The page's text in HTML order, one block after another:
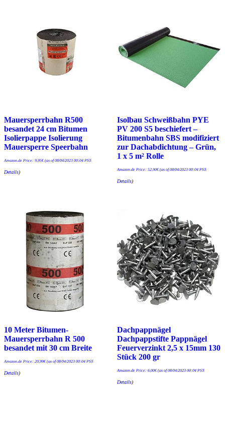
Mauersperrbahn R500
besandet 24 cm Bitumen
Isolierpappe Isolierung
Mauersperre Speerbahn
Amazon.de Price: 9,95€(as of 08/04/2023 00:04 PST-
Details)
Isolbau Schweißbahn PYE
PV 200 S5 beschiefert –
Bitumenbahn SBS modifiziert
zur Dachabdichtung – Grün,
1 x 5 m² Rolle
Amazon.de Price: 52,90€(as of 08/04/2023 00:04 PST-
Details)
10 Meter Bitumen-
Mauersperrbahn R 500
besandet mit 30 cm Breite
Amazon.de Price: 20,99€(as of 08/04/2023 00:04 PST-
Details)
Dachpappnägel
Dachpappstifte Pappnägel
Feuerverzinkt 2,5 x 15mm 130
Stück 200 gr
Amazon.de Price: 6,00€(as of 08/04/2023 00:04 PST-
Details)